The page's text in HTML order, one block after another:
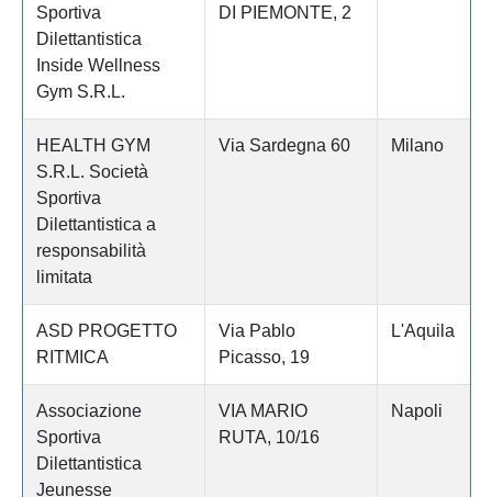
Sportiva
Dilettantistica
Inside Wellness
Gym S.R.L.
DI PIEMONTE, 2
HEALTH GYM
S.R.L. Società
Sportiva
Dilettantistica a
responsabilità
limitata
Via Sardegna 60 Milano
ASD PROGETTO
RITMICA
Via Pablo
Picasso, 19
L'Aquila
Associazione
Sportiva
Dilettantistica
Jeunesse
VIA MARIO
RUTA, 10/16
Napoli